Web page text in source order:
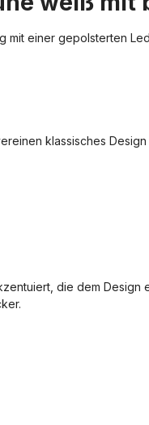
einer gepolsterten
klassisches
die dem